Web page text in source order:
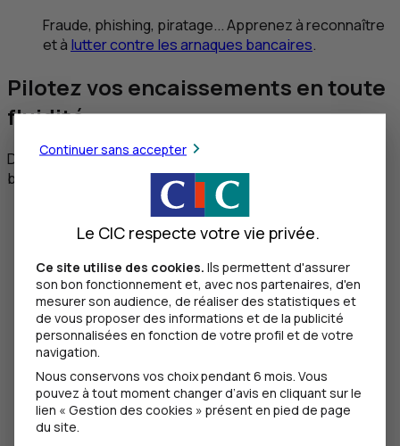
Fraude, phishing, piratage... Apprenez à reconnaître
et à lutter contre les arnaques bancaires.
Pilotez vos encaissements en toute
fluidité
Déterminez la solution de paiement la plus adaptée à vos
besoins et à votre activité.
Proposez des encaissements
par carte bancaire2simples et
rapides
Pour les paiements en point de vente, la meilleure
solution est d’installer un terminal de paiement
électronique (TPE). Avec nosTPE, fidélisez vos
adhérents en leur accordant des facilités de
paiement et en acceptant tous les grands réseaux
Continuer sans accepter
Le CIC respecte votre vie privée.
Ce site utilise des cookies. Ils permettent d'assurer
son bon fonctionnement et, avec nos partenaires, d'en
mesurer son audience, de réaliser des statistiques et
de vous proposer des informations et de la publicité
personnalisées en fonction de votre profil et de votre
navigation.
Nous conservons vos choix pendant 6 mois. Vous
pouvez à tout moment changer d’avis en cliquant sur le
lien « Gestion des cookies » présent en pied de page
du site.